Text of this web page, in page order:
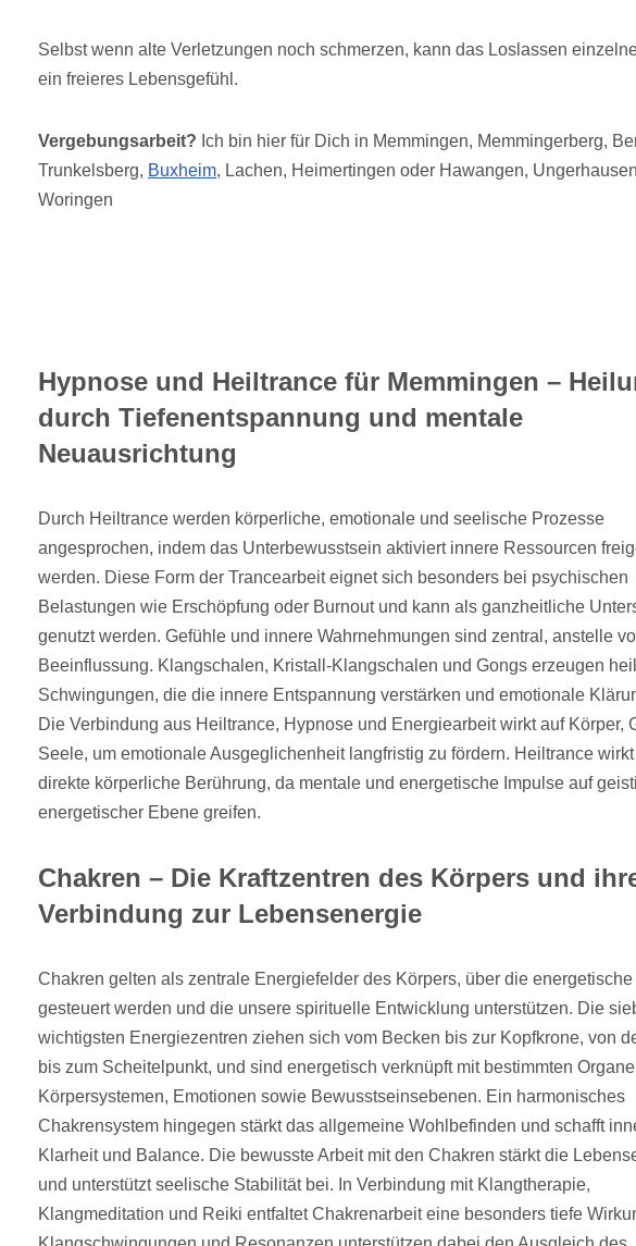
Selbst wenn alte Verletzungen noch schmerzen, kann das Loslassen
ein freieres Lebensgefühl.
Vergebungsarbeit? Ich bin hier für Dich in Memmingen, Memmingerberg,
Trunkelsberg, Buxheim, Lachen, Heimertingen oder Hawangen,
Woringen
Hypnose und Heiltrance für Memmingen –
durch Tiefenentspannung und mentale
Neuausrichtung
Durch Heiltrance werden körperliche, emotionale und seelische Prozesse
angesprochen, indem das Unterbewusstsein aktiviert innere Ressourcen
werden. Diese Form der Trancearbeit eignet sich besonders bei psychischen
Belastungen wie Erschöpfung oder Burnout und kann als ganzheitliche
genutzt werden. Gefühle und innere Wahrnehmungen sind zentral, anstelle
Beeinflussung. Klangschalen, Kristall-Klangschalen und Gongs erzeugen
Schwingungen, die die innere Entspannung verstärken und emotionale
Die Verbindung aus Heiltrance, Hypnose und Energiearbeit wirkt auf Körper,
Seele, um emotionale Ausgeglichenheit langfristig zu fördern. Heiltrance
direkte körperliche Berührung, da mentale und energetische Impulse auf
energetischer Ebene greifen.
Chakren – Die Kraftzentren des Körpers und
Verbindung zur Lebensenergie
Chakren gelten als zentrale Energiefelder des Körpers, über die
gesteuert werden und die unsere spirituelle Entwicklung unterstützen. Die
wichtigsten Energiezentren ziehen sich vom Becken bis zur Kopfkrone, von
bis zum Scheitelpunkt, und sind energetisch verknüpft mit bestimmten
Körpersystemen, Emotionen sowie Bewusstseinsebenen. Ein harmonisches
Chakrensystem hingegen stärkt das allgemeine Wohlbefinden und schafft
Klarheit und Balance. Die bewusste Arbeit mit den Chakren stärkt die
und unterstützt seelische Stabilität bei. In Verbindung mit Klangtherapie,
Klangmeditation und Reiki entfaltet Chakrenarbeit eine besonders tiefe